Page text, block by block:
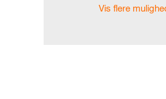
Vis flere